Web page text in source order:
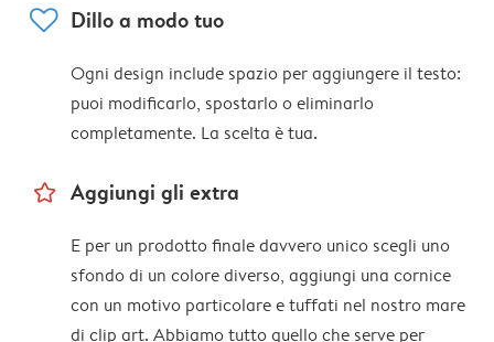
heart Dillo a modo tuo
Ogni design include spazio per aggiungere il testo:
puoi modificarlo, spostarlo o eliminarlo
completamente. La scelta è tua.
star_outline Aggiungi gli extra
E per un prodotto finale davvero unico scegli uno
sfondo di un colore diverso, aggiungi una cornice
con un motivo particolare e tuffati nel nostro mare
di clip art. Abbiamo tutto quello che serve per